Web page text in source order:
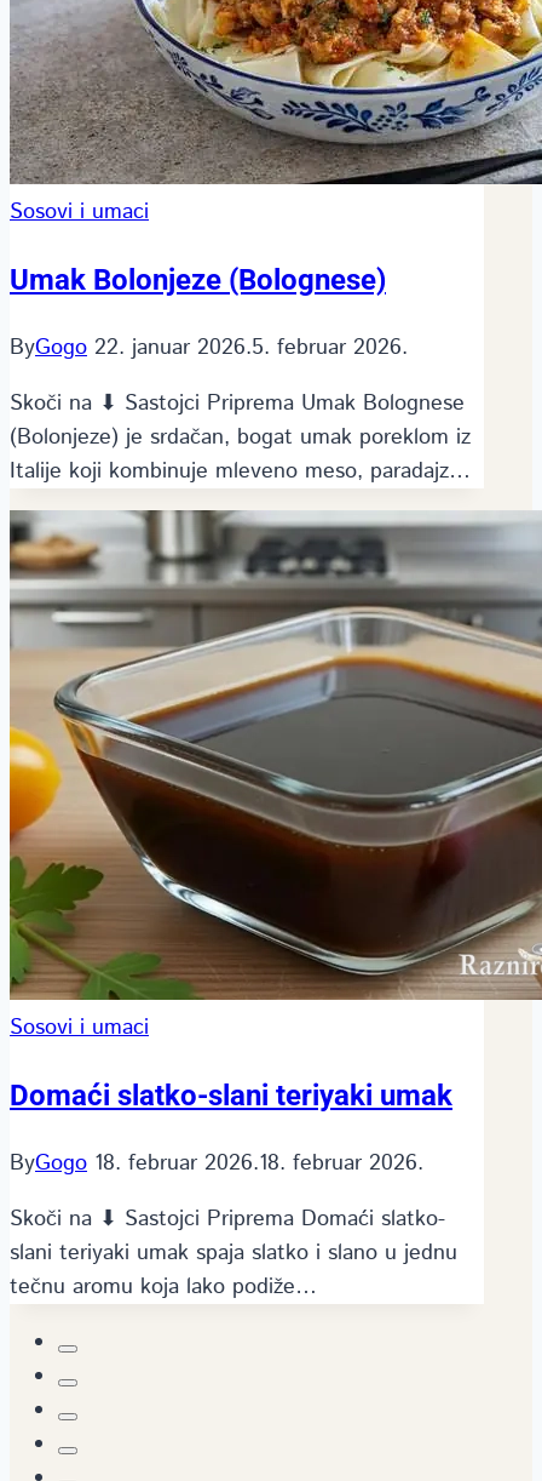
Sosovi i umaci
Umak Bolonjeze (Bolognese)
ByGogo 22. januar 2026.5. februar 2026.
Skoči na ⬇ Sastojci Priprema Umak Bolognese
(Bolonjeze) je srdačan, bogat umak poreklom iz
Italije koji kombinuje mleveno meso, paradajz…
Sosovi i umaci
Domaći slatko-slani teriyaki umak
ByGogo 18. februar 2026.18. februar 2026.
Skoči na ⬇ Sastojci Priprema Domaći slatko-
slani teriyaki umak spaja slatko i slano u jednu
tečnu aromu koja lako podiže…